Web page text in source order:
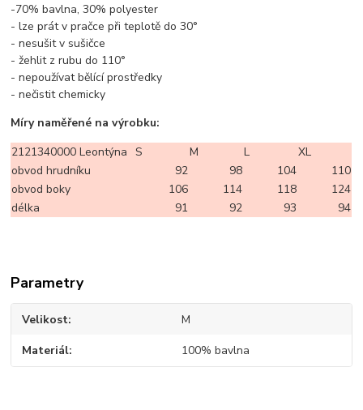
-70% bavlna, 30% polyester
- lze prát v pračce při teplotě do 30°
- nesušit v sušičce
- žehlit z rubu do 110°
- nepoužívat bělící prostředky
- nečistit chemicky
Míry naměřené na výrobku:
2121340000 Leontýna S M L
XL
obvod hrudníku
92 98 104
110
obvod boky
106 114 118
124
délka
91 92 93 94
Parametry
Velikost M
Materiál 100% bavlna